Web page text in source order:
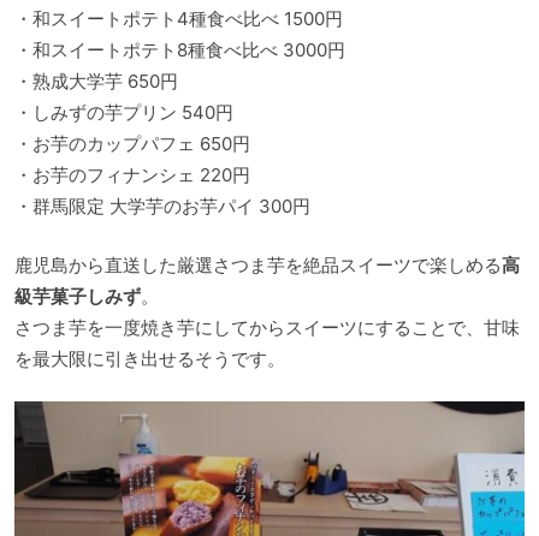
・和スイートポテト4種食べ比べ 1500円
・和スイートポテト8種食べ比べ 3000円
・熟成大学芋 650円
・しみずの芋プリン 540円
・お芋のカップパフェ 650円
・お芋のフィナンシェ 220円
・群馬限定 大学芋のお芋パイ 300円
鹿児島から直送した厳選さつま芋を絶品スイーツで楽しめる高
級芋菓子しみず。
さつま芋を一度焼き芋にしてからスイーツにすることで、甘味
を最大限に引き出せるそうです。